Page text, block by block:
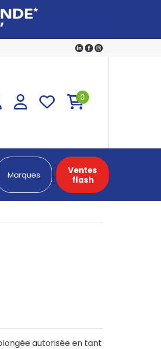
0
Marques
Ventes
flash
autorisée en tant